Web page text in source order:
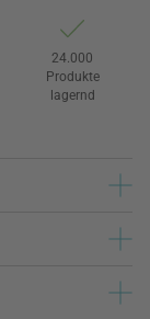
24.000
Produkte
lagernd